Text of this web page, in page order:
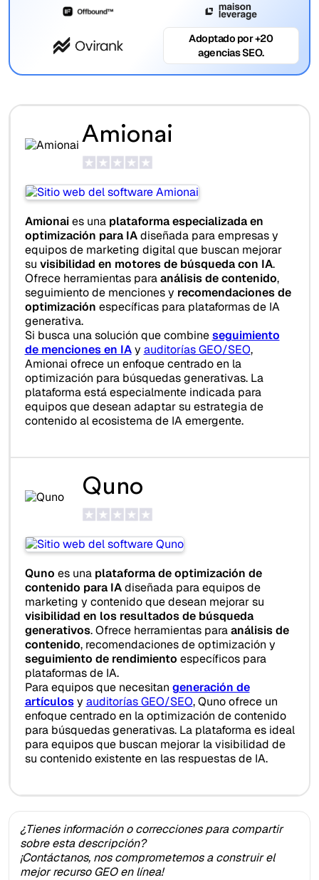
Adoptado por +20
agencias SEO.
Amionai
Amionaies una plataforma especializada en
optimización para IAdiseñada para empresas y
equipos de marketing digital que buscan mejorar
su visibilidad en motores de búsqueda con IA.
Ofrece herramientas paraanálisis de contenido,
seguimiento de menciones y recomendaciones de
optimización específicas para plataformas de IA
generativa.
Si busca una solución que combineseguimiento
de menciones en IAy auditorías GEO/SEO,
Amionai ofrece un enfoque centrado en la
optimización para búsquedas generativas. La
plataforma está especialmente indicada para
equipos que desean adaptar su estrategia de
contenido al ecosistema de IA emergente.
Quno
Quno es una plataforma de optimización de
contenido para IAdiseñada para equipos de
marketing y contenido que desean mejorar su
visibilidad en los resultados de búsqueda
generativos. Ofrece herramientas paraanálisis de
contenido, recomendaciones de optimización y
seguimiento de rendimiento específicos para
plataformas de IA.
Para equipos que necesitan generación de
artículosy auditorías GEO/SEO, Quno ofrece un
enfoque centrado en la optimización de contenido
para búsquedas generativas. La plataforma es ideal
para equipos que buscan mejorar la visibilidad de
su contenido existente en las respuestas de IA.
¿Tienes información o correcciones para compartir
sobre esta descripción?
¡Contáctanos, nos comprometemos a construir el
mejor recurso GEO en línea!